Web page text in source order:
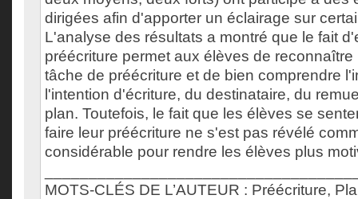
dirigées afin d'apporter un éclairage sur
L'analyse des résultats a montré que le fait
préécriture permet aux élèves de
tâche de préécriture et de bien comprendre
l'intention d'écriture, du destinataire, du
plan. Toutefois, le fait que les élèves se
faire leur préécriture ne s'est pas révélé
considérable pour rendre les élèves plus
MOTS-CLÉS DE L’AUTEUR : Préécriture,